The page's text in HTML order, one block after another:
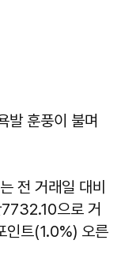
발 훈풍이 불며
전 거래일 대비
으로 거
인트(1.0%) 오른